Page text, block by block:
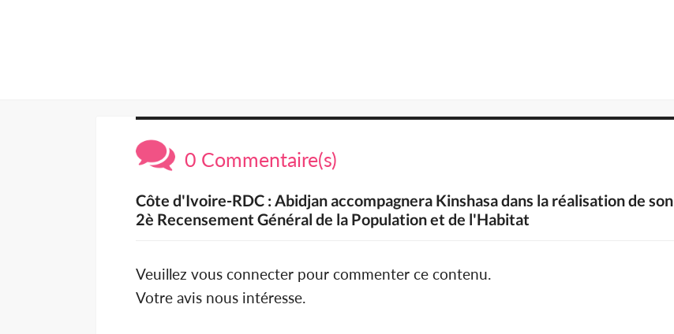
0 Commentaire(s)
Côte d'Ivoire-RDC : Abidjan accompagnera Kinshasa dans la réalisation de son
2è Recensement Général de la Population et de l'Habitat
Veuillez vous connecter pour commenter ce contenu.
Votre avis nous intéresse.